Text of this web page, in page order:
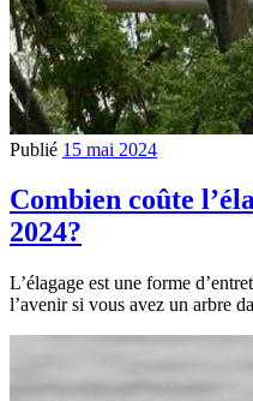
Publié 15 mai 2024
Combien coûte
2024?
L’élagage est une forme
l’avenir si vous avez un arbre